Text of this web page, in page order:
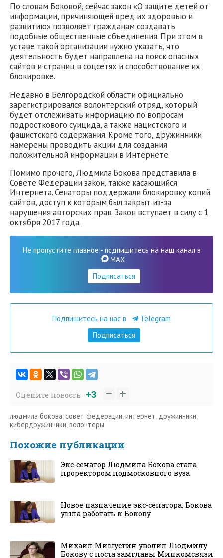
По словам Боковой, сейчас закон «О защите детей от
информации, причиняющей вред их здоровью и
развитию» позволяет гражданам создавать
подобные общественные объединения. При этом в
уставе такой организации нужно указать, что
деятельность будет направлена на поиск опасных
сайтов и страниц в соцсетях и способствование их
блокировке.
Недавно в Белгородской области официально
зарегистрировался волонтерский отряд, который
будет отслеживать информацию по вопросам
подросткового суицида, а также нацистского и
фашистского содержания. Кроме того, дружинники
намерены проводить акции для создания
положительной информации в Интернете.
Помимо прочего, Людмила Бокова представила в
Совете Федерации закон, также касающийся
Интернета. Сенаторы поддержали блокировку копий
сайтов, доступ к которым был закрыт из-за
нарушения авторских прав. Закон вступает в силу с 1
октября 2017 года.
Не пропустите главное - подпишитесь на наш канал в
MAX
Подписаться
Подпишитесь на нас в
Telegram
Подписаться
Оцените новость +3
людмила бокова совет федерации интернет дружинники
кибердружинники волонтеры
Похожие публикации
Экс-сенатор Людмила Бокова стала
проректором подмосковного вуза
Новое назначение экс-сенатора: Бокова
ушла работать к Бокову
Михаил Мишустин уволил Людмилу
Бокову с поста замглавы Минкомсвязи